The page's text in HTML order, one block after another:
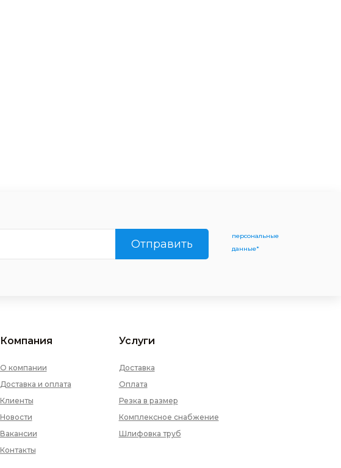
Отправить
персональные
данные*
Компания
О компании
Доставка и оплата
Клиенты
Новости
Вакансии
Контакты
Услуги
Доставка
Оплата
Резка в размер
Комплексное снабжение
Шлифовка труб